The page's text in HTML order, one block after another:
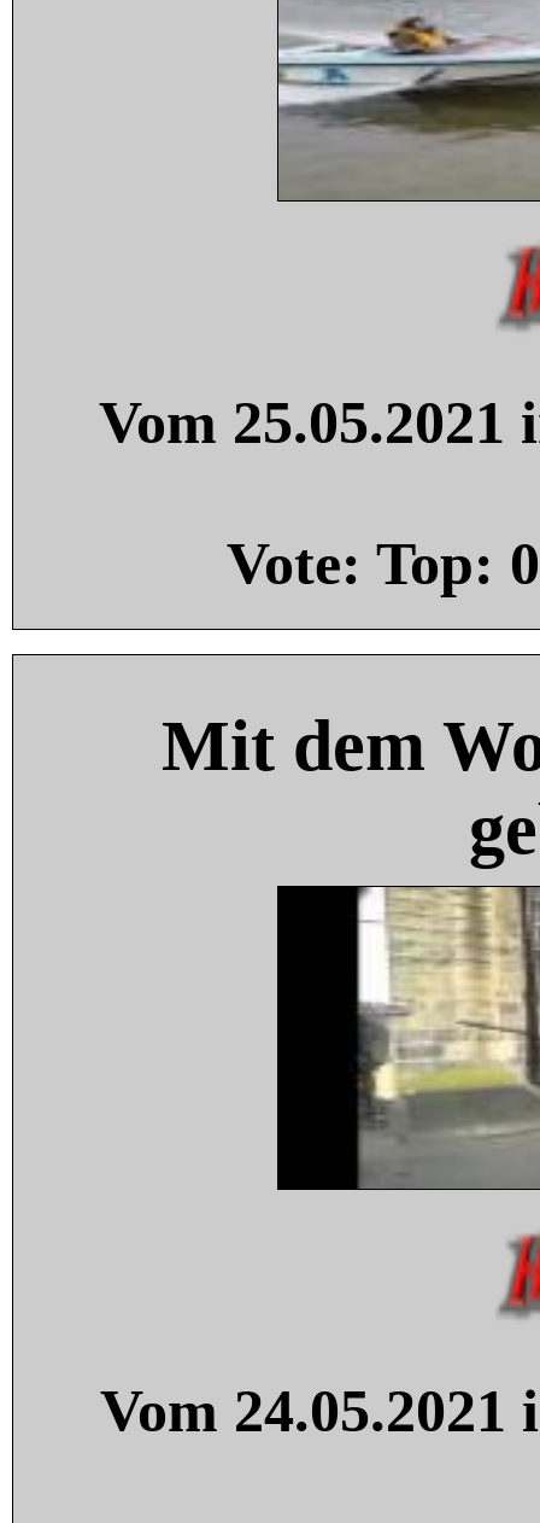
Vom
Vote: Top: 0
Mit dem
Vom 24.05.2021